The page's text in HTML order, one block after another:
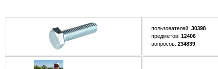
пользователей: 30398
предметов: 12406
вопросов: 234839